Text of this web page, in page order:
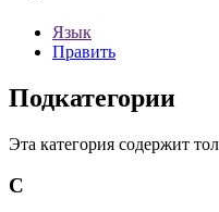
Язык
Править
Подкатегории
Эта категория содержит
С